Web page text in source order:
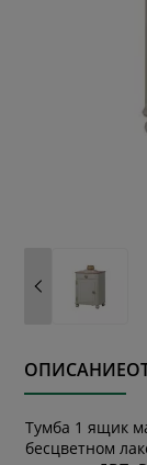
ОПИСАНИЕ
Тумба 1 ящик
бесцветном